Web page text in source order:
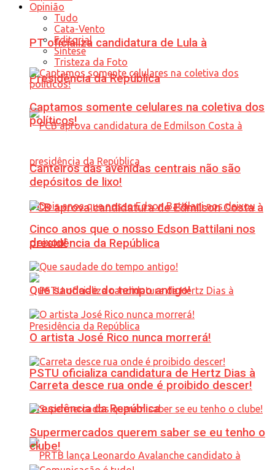
PT oficializa candidatura de Lula à
Presidência da República
PCB aprova candidatura de Edmilson Costa à
presidência da República
PSTU oficializa candidatura de Hertz Dias à
Presidência da República
Opinião
Tudo
Cata-Vento
Editorial
Síntese
Tristeza da Foto
Captamos somente celulares na coletiva dos
políticos!
Canteiros das avenidas centrais não são
depósitos de lixo!
Cinco anos que o nosso Edson Battilani nos
deixou!
Que saudade do tempo antigo!
O artista José Rico nunca morrerá!
Carreta desce rua onde é proibido descer!
Supermercados querem saber se eu tenho o
clube!